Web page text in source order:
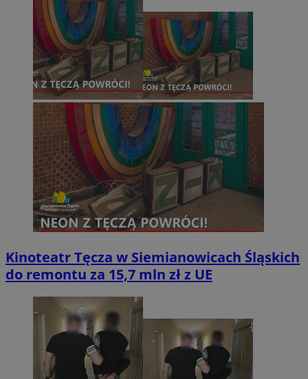
Kinoteatr Tęcza w Siemianowicach Śląskich
do remontu za 15,7 mln zł z UE